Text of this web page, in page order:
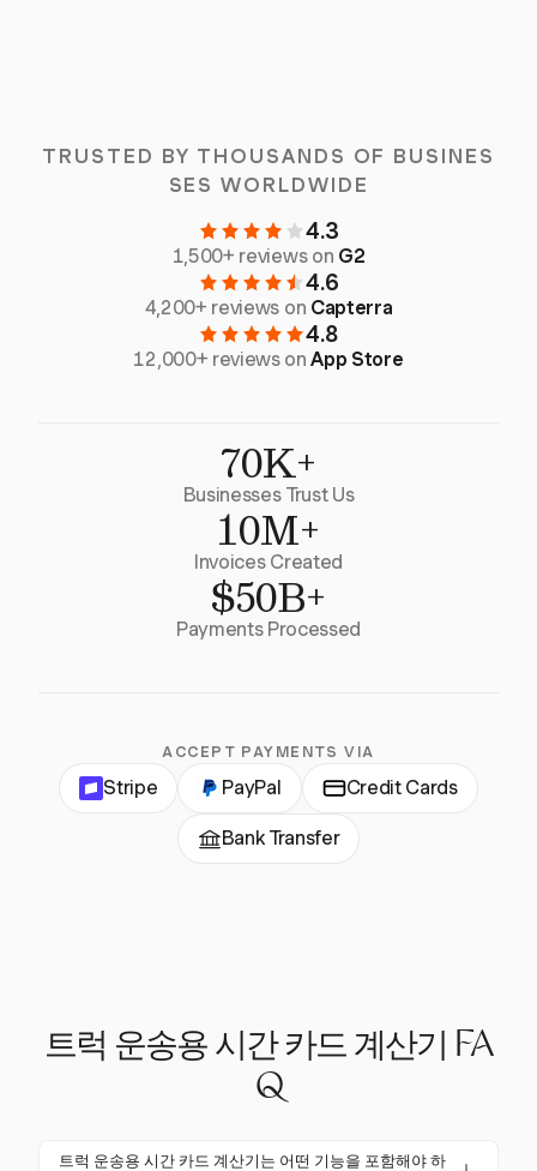
TRUSTED BY THOUSANDS OF BUSINES
SES WORLDWIDE
4.3
1,500+ reviews on G2
4.6
4,200+ reviews on Capterra
4.8
12,000+ reviews onApp Store
70K+
Businesses Trust Us
10M+
Invoices Created
$50B+
Payments Processed
ACCEPT PAYMENTS VIA
Stripe PayPal Credit Cards
Bank Transfer
트럭 운송용 시간 카드 계산기 FA
Q
트럭 운송용 시간 카드 계산기는 어떤 기능을 포함해야 하